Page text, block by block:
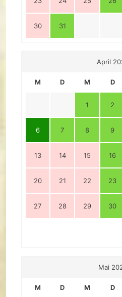
30 31
April
M D M D
1 2
6 7 8 9
13 14 15 16
20 21 22 23
27 28 29 30
Mai
M D M D